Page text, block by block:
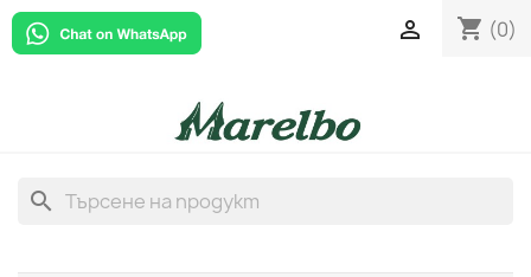
shopping_cart (0)

search